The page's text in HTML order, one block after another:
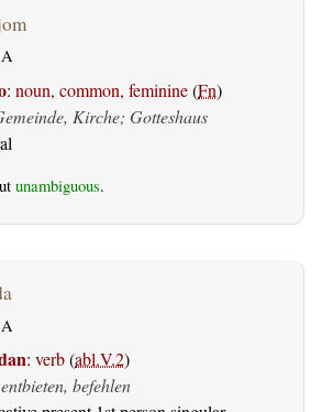
: noun, common, feminine(Fn)
Kirche; Gotteshaus
unambiguous.
: verb(abl.V.2)
entbieten, befehlen